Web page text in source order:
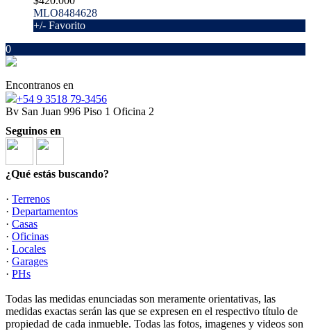
MLO8484628
+/- Favorito
0
Encontranos en
‪+54 9 3518 79‑3456‬
Bv San Juan 996 Piso 1 Oficina 2
Seguinos en
¿Qué estás buscando?
· Terrenos
· Departamentos
· Casas
· Oficinas
· Locales
· Garages
· PHs
Todas las medidas enunciadas son meramente orientativas, las
medidas exactas serán las que se expresen en el respectivo título de
propiedad de cada inmueble. Todas las fotos, imagenes y videos son